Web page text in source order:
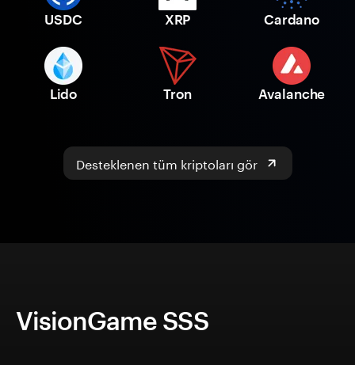
USDC XRP Cardano
Lido Tron Avalanche
Desteklenen tüm kriptoları gör
VisionGame SSS